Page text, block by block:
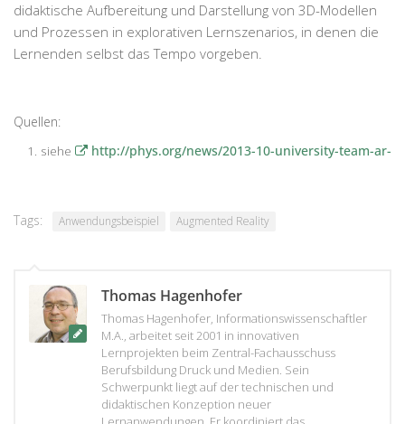
didaktische Aufbereitung und Darstellung von 3D-Modellen
und Prozessen in explorativen Lernszenarios, in denen die
Lernenden selbst das Tempo vorgeben.
Quellen:
siehe http://phys.org/news/2013-10-university-team-ar-
Tags: Anwendungsbeispiel Augmented Reality
Thomas Hagenhofer
Thomas Hagenhofer, Informationswissenschaftler
M.A., arbeitet seit 2001 in innovativen
Lernprojekten beim Zentral-Fachausschuss
Berufsbildung Druck und Medien. Sein
Schwerpunkt liegt auf der technischen und
didaktischen Konzeption neuer